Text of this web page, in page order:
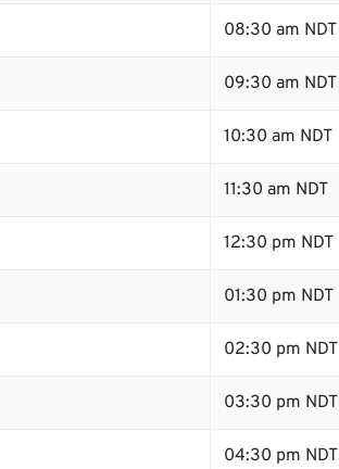
08:30 am NDT
09:30 am NDT
10:30 am NDT
11:30 am NDT
12:30 pm NDT
01:30 pm NDT
02:30 pm NDT
03:30 pm NDT
04:30 pm NDT